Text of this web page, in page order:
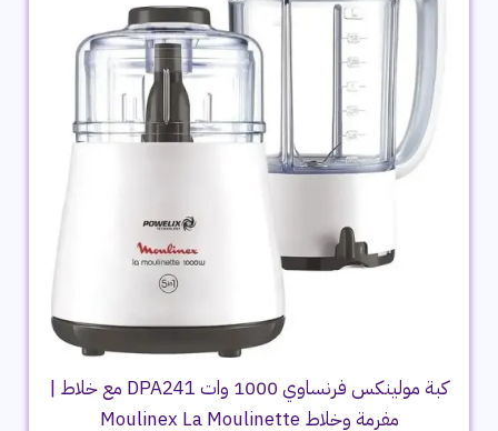
كبة مولينكس فرنساوي 1000 وات DPA241 مع خلاط |
مفرمة وخلاط Moulinex La Moulinette